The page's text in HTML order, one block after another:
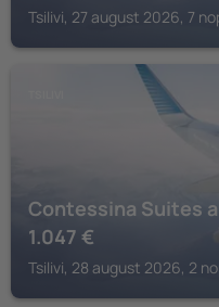
Tsilivi, 27 august 2026, 7
Contessina Suites
1.047 €
Tsilivi, 28 august 2026, 2